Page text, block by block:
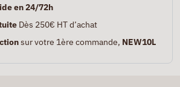
en 24/72h
Dès 250€ HT d’achat
sur votre 1ère commande, NEW10L